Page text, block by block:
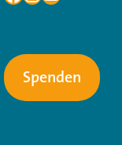
Spenden